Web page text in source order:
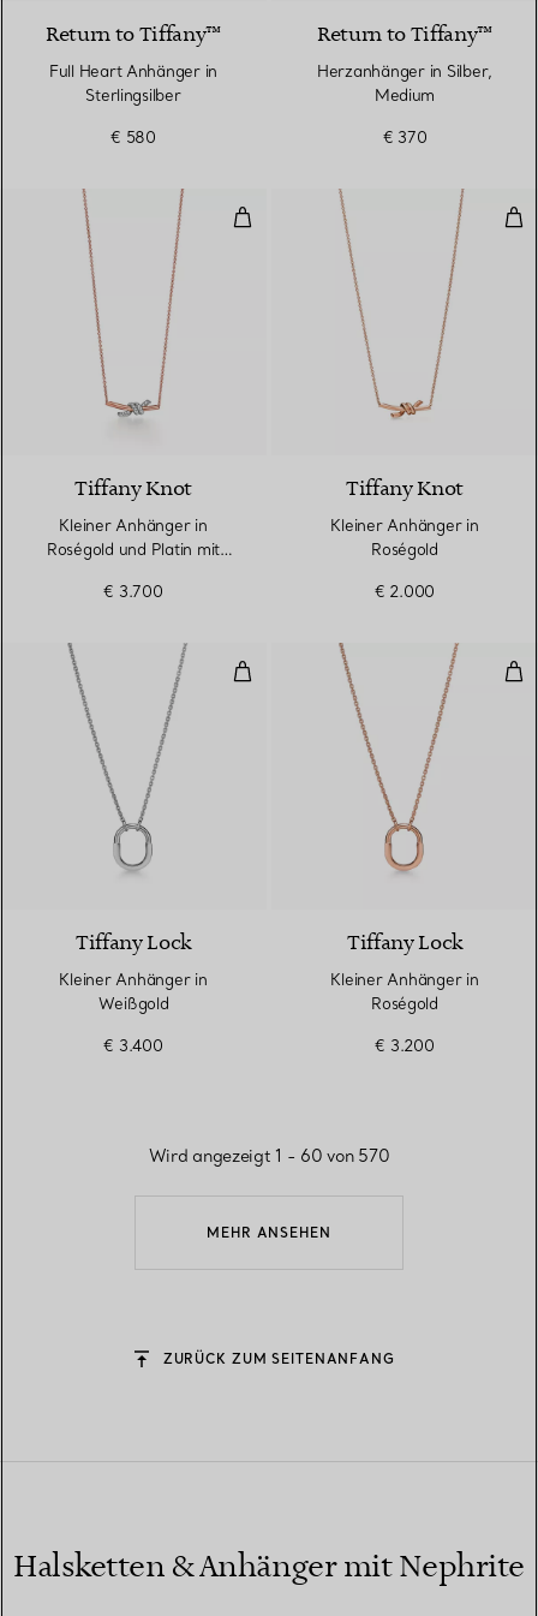
Return to Tiffany™
Full Heart Anhänger in
Sterlingsilber
€ 580
Return to Tiffany™
Herzanhänger in Silber,
Medium
€ 370
Kleiner Anhänger in Roségold
3 Materialien
Tiffany Knot
Kleiner Anhänger in
Roségold und Platin mit
€ 3.700
Tiffany Knot
Kleiner Anhänger in
Roségold
€ 2.000
Kleiner Anhänger in Weißgold
3 Materialien
Tiffany Lock
Kleiner Anhänger in
Weißgold
€ 3.400
Tiffany Lock
Kleiner Anhänger in
Roségold
€ 3.200
MEHR ANSEHEN
Wird angezeigt 1 - 60 von 570
ZURÜCK ZUM SEITENANFANG
Halsketten & Anhänger mit Nephrite